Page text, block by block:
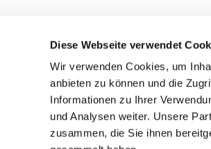
Diese Webseite verwendet
Wir verwenden Cookies, um
anbieten zu können und die
Informationen zu Ihrer
und Analysen weiter. Unsere
zusammen, die Sie ihnen
Veranstaltungen in der
Pfarrei